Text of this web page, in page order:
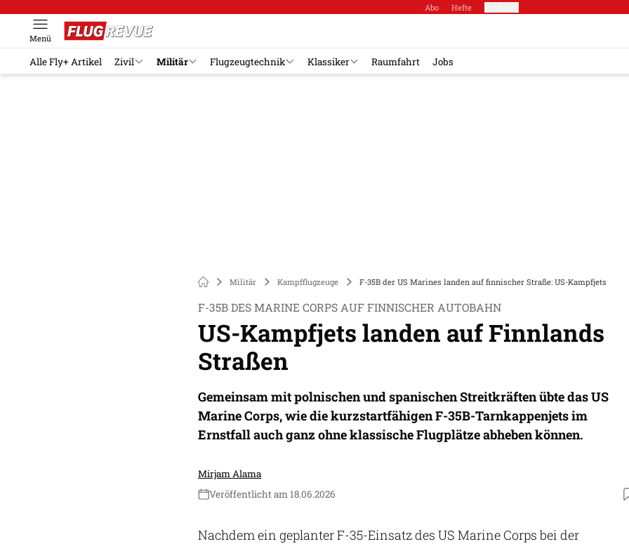
Abo Hefte
Menü
Alle Fly+ Artikel Zivil Militär Flugzeugtechnik Klassiker Raumfahrt Jobs
Militär Kampfflugzeuge F-35B der US Marines landen auf finnischer Straße: US-Kampfjets
F-35B DES MARINE CORPS AUF FINNISCHER AUTOBAHN
US-Kampfjets landen auf Finnlands
Straßen
Gemeinsam mit polnischen und spanischen Streitkräften übte das US
Marine Corps, wie die kurzstartfähigen F-35B-Tarnkappenjets im
Ernstfall auch ganz ohne klassische Flugplätze abheben können.
Mirjam Alama
Veröffentlicht am 18.06.2026
Nachdem ein geplanter F-35-Einsatz des US Marine Corps bei der